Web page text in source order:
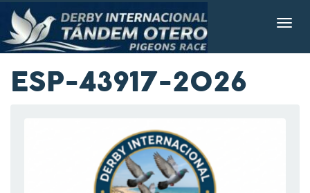
ESP-43917-2026